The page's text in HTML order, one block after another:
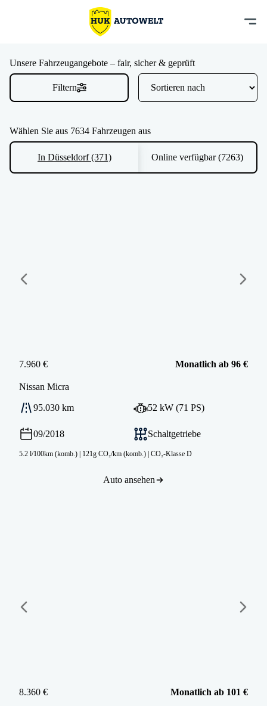
Unsere Fahrzeugangebote – fair, sicher & geprüft
Filtern
Wählen Sie aus 7634 Fahrzeugen aus
In Düsseldorf (371) Online verfügbar (7263)
7.960 € Monatlich ab 96 €
Nissan Micra
95.030 km 52 kW (71 PS)
09/2018 Schaltgetriebe
5.2 l/100km (komb.) | 121g CO₂/km (komb.) | CO₂-Klasse D
Auto ansehen
8.360 € Monatlich ab 101 €